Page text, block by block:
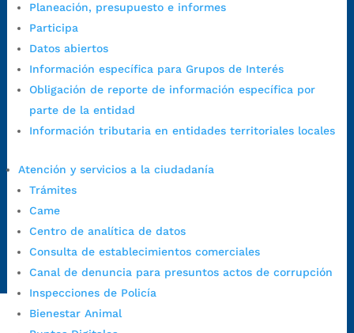
Planeación, presupuesto e informes
Participa
Datos abiertos
Información específica para Grupos de Interés
Obligación de reporte de información específica por
parte de la entidad
Información tributaria en entidades territoriales locales
Atención y servicios a la ciudadanía
Trámites
Came
Centro de analítica de datos
Consulta de establecimientos comerciales
Canal de denuncia para presuntos actos de corrupción
Inspecciones de Policía
Bienestar Animal
Carrera 12 #16N-84 del barrio Kennedy.
Horario habitual de lunes a viernes en
Teléfono Conmutador:
+57 (607) 633 70 00
Líneagratuita:
+57 (607) 652 55 55
Correo Institucional: